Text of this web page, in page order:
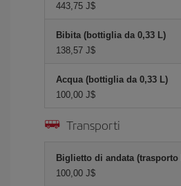
443,75 J$
Bibita (bottiglia da 0,33 L)
138,57 J$
Acqua (bottiglia da 0,33 L)
100,00 J$
Transporti
Biglietto di andata (trasporto
100,00 J$